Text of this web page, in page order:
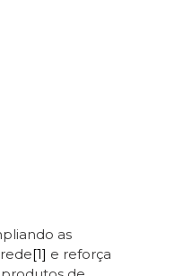
as
[1] e reforça